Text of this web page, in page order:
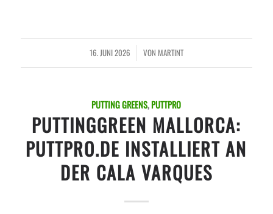
16. JUNI 2026
/ VON MARTINT
PUTTING GREENS,PUTTPRO
PUTTINGGREEN MALLORCA:
PUTTPRO.DE INSTALLIERT AN
DER CALA VARQUES